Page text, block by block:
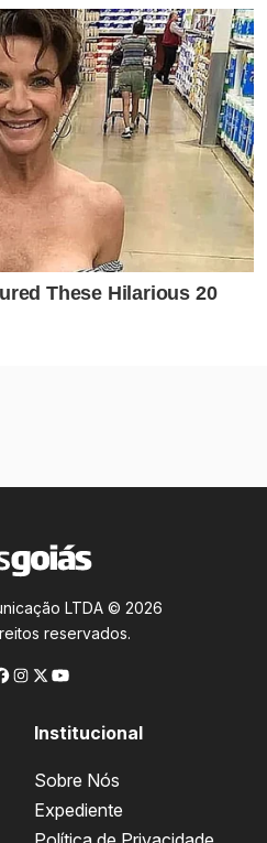
LTDA © 2026
reservados.
Institucional
Sobre Nós
Expediente